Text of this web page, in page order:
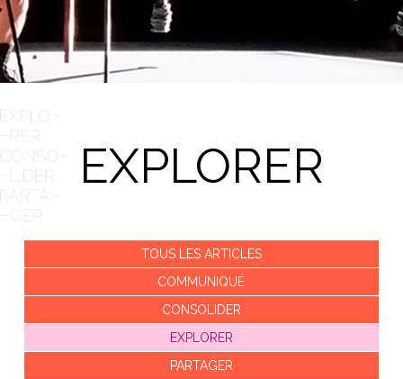
EXPLORER
TOUS LES ARTICLES
COMMUNIQUÉ
CONSOLIDER
EXPLORER
PARTAGER